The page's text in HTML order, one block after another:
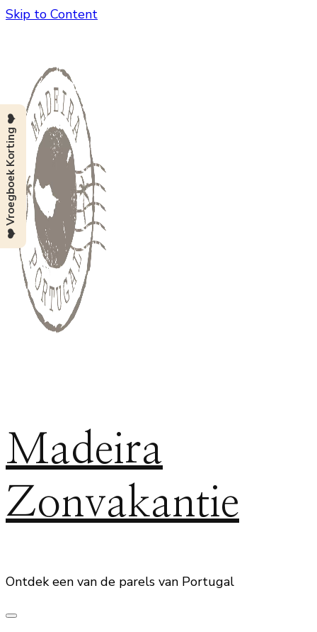
Skip to Content
Madeira
Zonvakantie
Ontdek een van de parels van Portugal
❤️ Vroegboek Korting ❤️